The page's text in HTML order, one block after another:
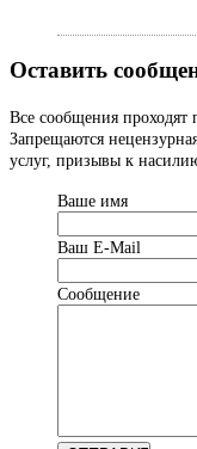
Оставить
Все сообщения проходят
Запрещаются
услуг, призывы к
Ваше имя
Ваш Е-Mail
Сообщение